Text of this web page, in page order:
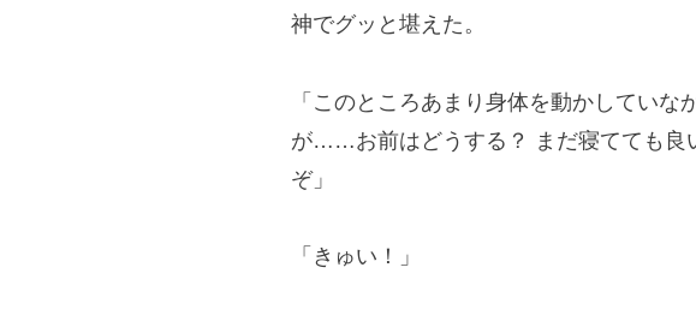
神でグッと堪えた。
「このところあまり身体を動かしてい
が……お前はどうする？ まだ寝てても良
ぞ」
「きゅい！」